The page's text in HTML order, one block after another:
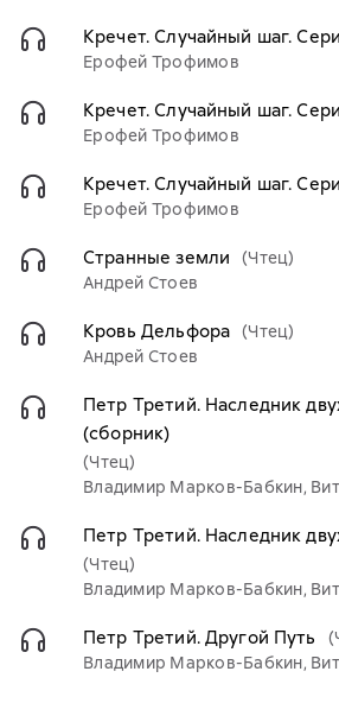
Кречет. Случайный шаг.
Ерофей Трофимов
Кречет. Случайный шаг.
Ерофей Трофимов
Кречет. Случайный шаг.
Ерофей Трофимов
Странные земли
(Чтец)
Андрей Стоев
Кровь Дельфора (Чтец)
Андрей Стоев
Петр Третий. Наследник
(сборник)
(Чтец)
Владимир Марков-Бабкин,
Петр Третий. Наследник
(Чтец)
Владимир Марков-Бабкин,
Петр Третий. Другой Путь
Владимир Марков-Бабкин,